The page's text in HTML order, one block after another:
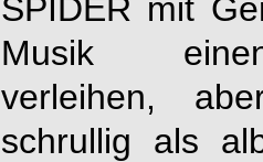
SPIDER mit
Musik
verleihen,
schrullig als